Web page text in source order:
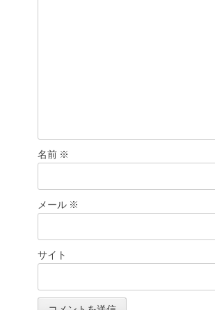
名前 ※
メール ※
サイト